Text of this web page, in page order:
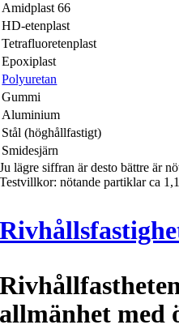
Amidplast 66
HD-etenplast
Tetrafluoretenplast
Epoxiplast
Polyuretan
Gummi
Aluminium
Stål (höghållfastigt)
Smidesjärn
Ju lägre siffran är desto bättre är
Testvillkor: nötande partiklar ca
allmänhet med